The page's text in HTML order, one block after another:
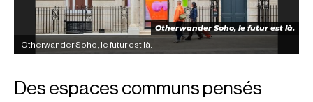
Otherwander Soho, le futur est là.
Otherwander Soho, le futur est là.
Des espaces communs pensés